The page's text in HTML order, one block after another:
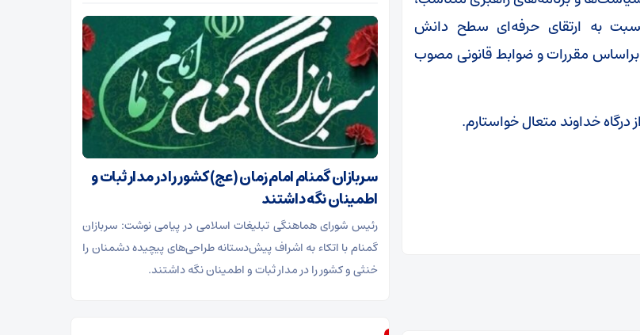
به ارتقای حرفه‌ای سطح دانش
مقررات و ضوابط قانونی مصوب
خداوند متعال خواستارم.
سربازان گمنام امام زمان (عج) کشور را در مدار ثبات و
اطمینان نگه داشتند
رئیس شورای هماهنگی تبلیغات اسلامی در پیامی نوشت: سربازان
گمنام با اتکاء به اشراف پیش‌دستانه طراحی‌های پیچیده دشمنان را
خنثی و کشور را در مدار ثبات و اطمینان نگه داشتند.